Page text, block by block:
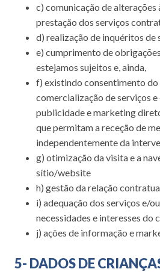
c) comunicação de alterações
prestação dos serviços
d) realização de inquéritos de
e) cumprimento de
estejamos sujeitos e, ainda,
f) existindo consentimento do
comercialização de serviços
publicidade e marketing
que permitam a receção de
independentemente da
g) otimização da visita e a
sítio/website
h) gestão da relação
i) adequação dos serviços e/
necessidades e interesses do
j) ações de informação e
5- DADOS DE